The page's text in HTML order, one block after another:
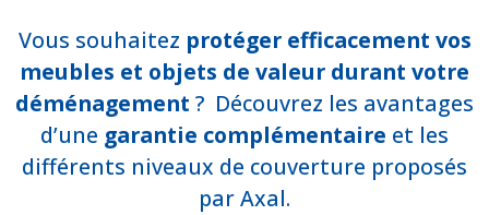
Vous souhaitez protéger efficacement vos
meubles et objets de valeur durant votre
déménagement ? Découvrez les avantages
d’une garantie complémentaire et les
différents niveaux de couverture proposés
par Axal.